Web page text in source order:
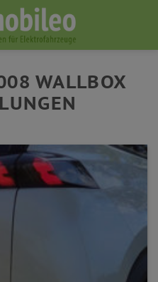
WALLBOX